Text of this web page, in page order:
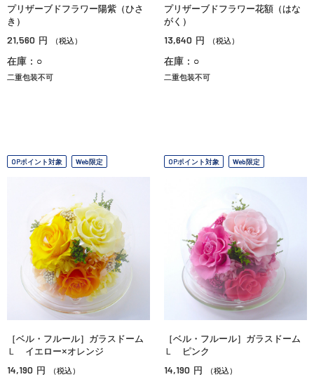
プリザーブドフラワー陽紫（ひさ
き）
21,560 円 （税込）
在庫：○
二重包装不可
プリザーブドフラワー花額（はな
がく）
13,640 円 （税込）
在庫：○
二重包装不可
OPポイント対象 Web限定
［ベル・フルール］ガラスドーム
Ｌ イエロー×オレンジ
14,190 円 （税込）
OPポイント対象 Web限定
［ベル・フルール］ガラスドーム
Ｌ ピンク
14,190 円 （税込）